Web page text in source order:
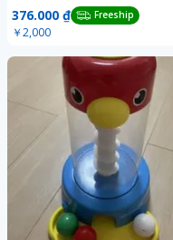
376.000 ₫ Freeship
￥2,000